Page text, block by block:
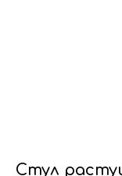
Стул